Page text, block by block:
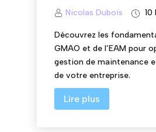
Nicolas Dubois
Découvrez les
GMAO et de l’EAM pour
gestion de maintenance
de votre entreprise.
Lire plus